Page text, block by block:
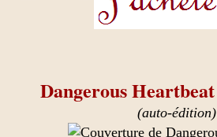
Dangerous Heartbeat
(auto-édition)